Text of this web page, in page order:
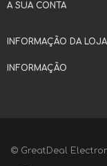
A SUA CONTA
INFORMAÇÃO DA LOJA
INFORMAÇÃO
© GreatDeal